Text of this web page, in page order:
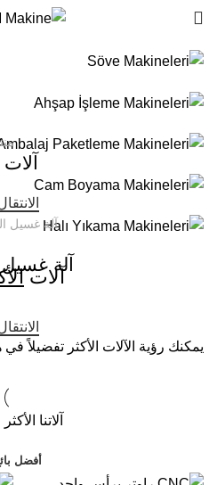
آلات
آلة غسيل
آلة
آلات
يمكنك رؤية الآلات الأكثر تفضيلاً في
آلاتنا
أفضل